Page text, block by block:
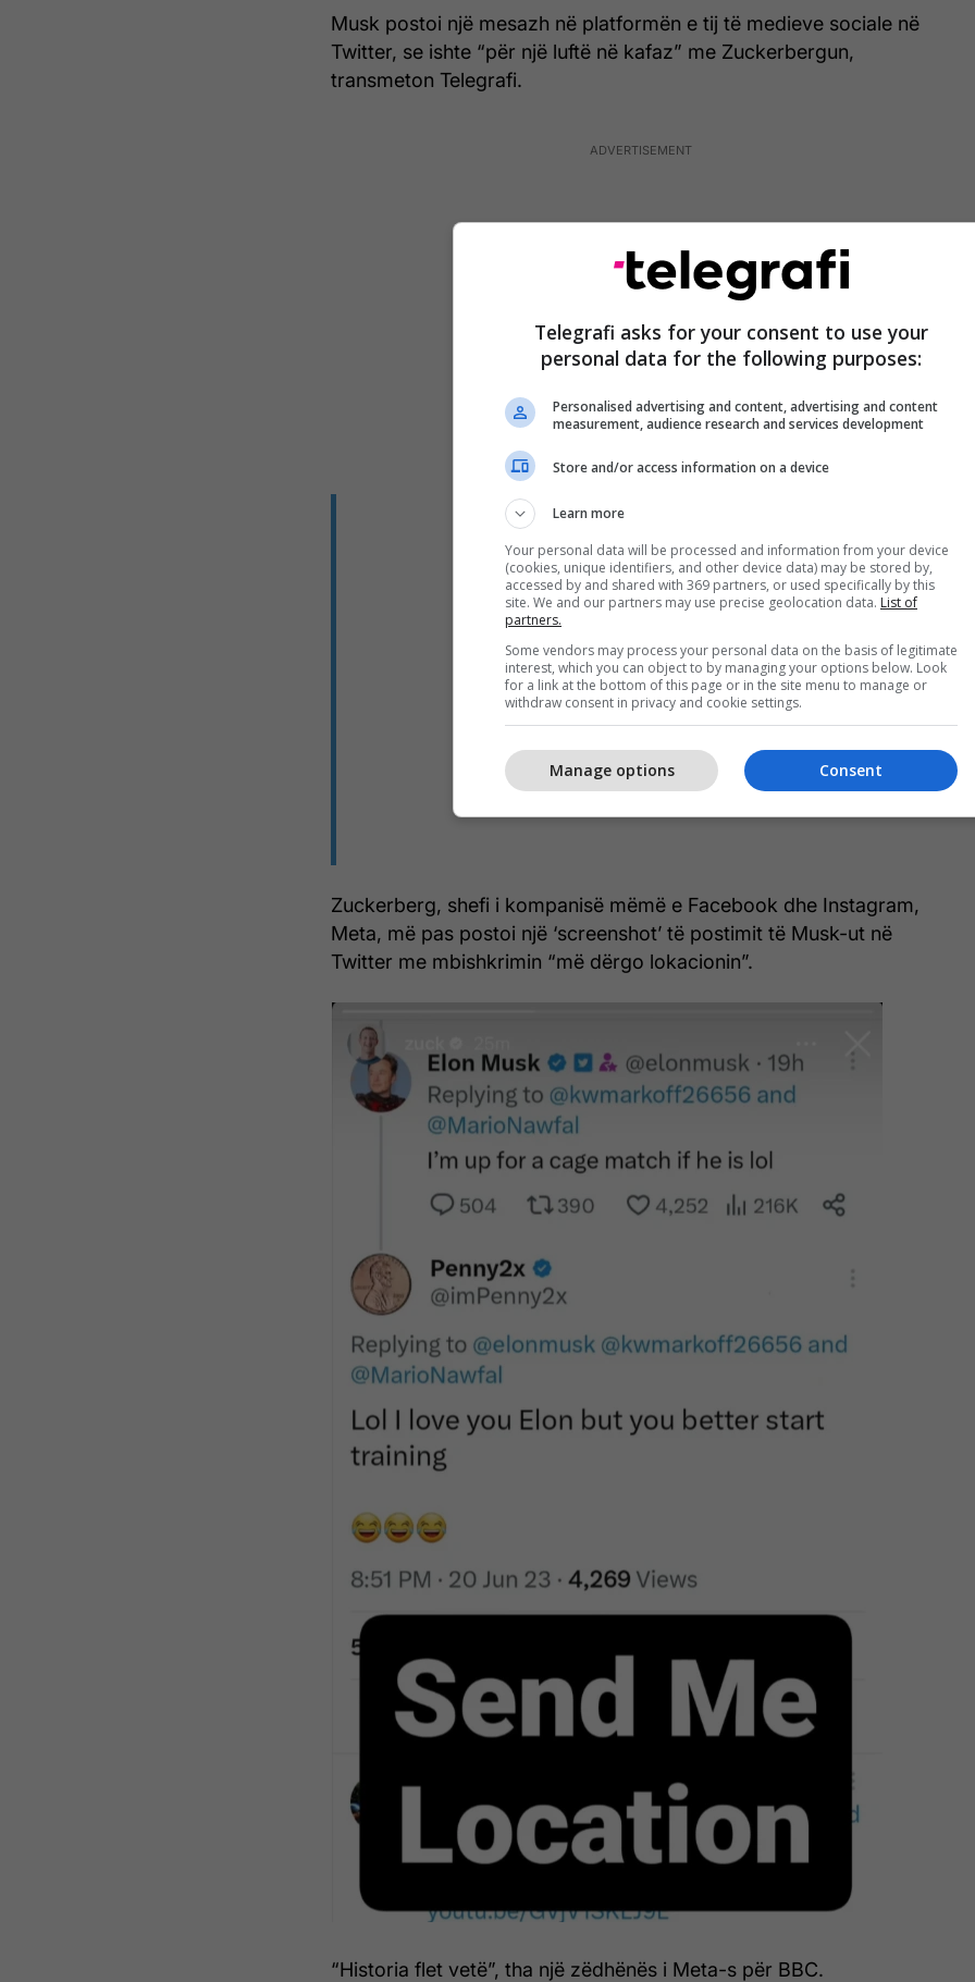
Musk postoi një mesazh në platformën e tij të medieve sociale në
Twitter, se ishte “për një luftë në kafaz” me Zuckerbergun,
transmeton Telegrafi.
Zuckerberg, shefi i kompanisë mëmë e Facebook dhe Instagram,
Meta, më pas postoi një ‘screenshot’ të postimit të Musk-ut në
Twitter me mbishkrimin “më dërgo lokacionin”.
“Historia flet vetë”, tha një zëdhënës i Meta-s për BBC.
Telegrafi asks for your consent to use your
personal data for the following purposes:
Personalised advertising and content, advertising and content
measurement, audience research and services development
Store and/or access information on a device
Learn more
Your personal data will be processed and information from your device
(cookies, unique identifiers, and other device data) may be stored by,
accessed by and shared with 369 partners, or used specifically by this
site. We and our partners may use precise geolocation data. List of
partners.
Some vendors may process your personal data on the basis of legitimate
interest, which you can object to by managing your options below. Look
for a link at the bottom of this page or in the site menu to manage or
withdraw consent in privacy and cookie settings.
Consent
Manage options